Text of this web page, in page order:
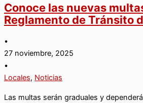
Conoce las nuevas
Reglamento de Tránsito
•
27 noviembre, 2025
•
Locales, Noticias
Las multas serán graduales y